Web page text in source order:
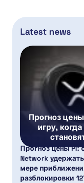
Latest news
Прогноз
игру,
Прогноз цены PI:
Network
мере
разблокировки